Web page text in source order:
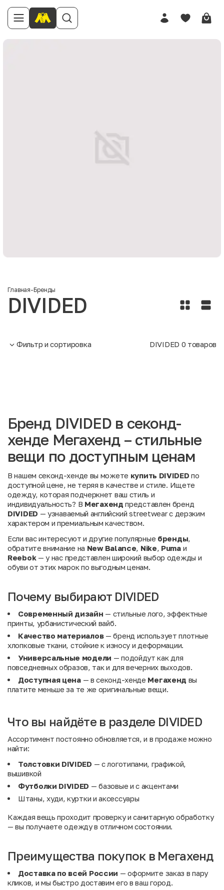
Главная-Бренды
DIVIDED
Фильтр и сортировка DIVIDED 0 товаров
Бренд DIVIDED в секонд-
хенде Мегахенд – стильные
вещи по доступным ценам
В нашем секонд-хенде вы можете купить DIVIDED по
доступной цене, не теряя в качестве и стиле. Ищете
одежду, которая подчеркнет ваш стиль и
индивидуальность? В Мегахенд представлен бренд
DIVIDED — узнаваемый английский streetwear с дерзким
характером и премиальным качеством.
Если вас интересуют и другие популярные бренды,
обратите внимание на New Balance, Nike, Pumaи
Reebok— у нас представлен широкий выбор одежды и
обуви от этих марок по выгодным ценам.
Почему выбирают DIVIDED
Современный дизайн — стильные лого, эффектные
принты, урбанистический вайб.
Качество материалов— бренд использует плотные
хлопковые ткани, стойкие к износу и деформации.
Универсальные модели — подойдут как для
повседневных образов, так и для вечерних выходов.
Доступная цена— в секонд-хенде Мегахенд вы
платите меньше за те же оригинальные вещи.
Что вы найдёте в разделе DIVIDED
Ассортимент постоянно обновляется, и в продаже можно
найти:
Толстовки DIVIDED — с логотипами, графикой,
вышивкой
Футболки DIVIDED — базовые и с акцентами
Штаны, худи, куртки и аксессуары
Каждая вещь проходит проверку и санитарную обработку
— вы получаете одежду в отличном состоянии.
Преимущества покупок в Мегахенд
Доставка по всей России — оформите заказ в пару
кликов, и мы быстро доставим его в ваш город.